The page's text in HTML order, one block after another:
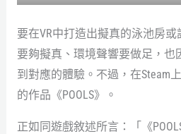
要在VR中打造出擬真的泳池房或
要夠擬真、環境聲響要做足，也
到對應的體驗。不過，在Steam
的作品《POOLS》。
正如同遊戲敘述所言：「《